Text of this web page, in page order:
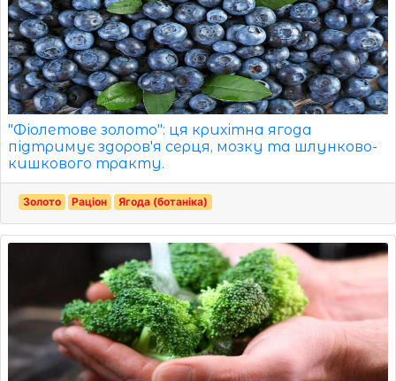
"Фіолетове золото": ця крихітна ягода
підтримує здоров'я серця, мозку та шлунково-
кишкового тракту.
Золото Раціон Ягода (ботаніка)